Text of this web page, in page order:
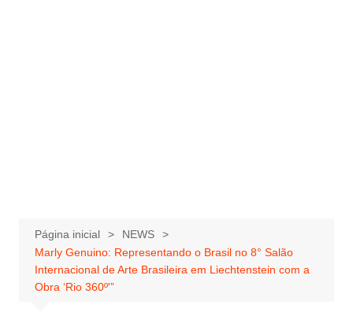
Página inicial
NEWS
Marly Genuino: Representando o Brasil no 8° Salão
Internacional de Arte Brasileira em Liechtenstein com a
Obra ‘Rio 360º'”